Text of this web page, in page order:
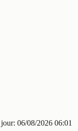
06/08/2026 06:01